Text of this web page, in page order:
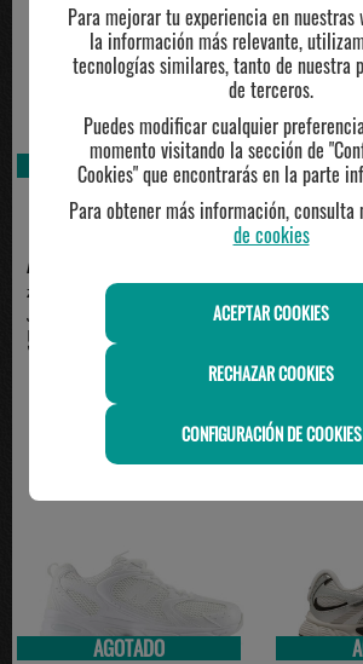
AGOTADO
ADIDAS
zapatilla adidas junior SPIRITAIN
J, blanco
59.95€
Zapatillas
Spiritain J
AGOTADO
Para mejorar tu experiencia en nuestras
la información más relevante,
tecnologías similares, tanto de nuestra
de terceros.
Puedes modificar cualquier
momento visitando la sección de
Cookies" que encontrarás en la parte
Para obtener más información, consulta
de cookies
ACEPTAR COOKIES
RECHAZAR COOKIES
CONFIGURACIÓN DE COOKIES